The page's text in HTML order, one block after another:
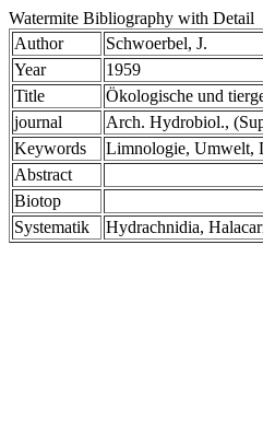
Watermite Bibliography with Detail
Author
Schwoerbel, J.
Year
1959
Title
Ökologische und
journal
Arch. Hydrobiol.,
Keywords
Limnologie, Umwelt,
Abstract
Biotop
Systematik
Hydrachnidia,